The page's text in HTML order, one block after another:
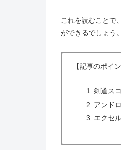
これを読むことで
ができるでしょう。
【記事のポイン
剣道ス
アンド
エクセ